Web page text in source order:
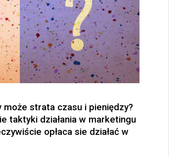
strata czasu i pieniędzy?
taktyki działania w marketingu
opłaca sie działać w